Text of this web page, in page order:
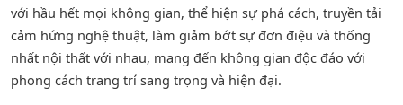
với hầu hết mọi không gian, thể hiện sự phá cách, truyền tải
cảm hứng nghệ thuật, làm giảm bớt sự đơn điệu và thống
nhất nội thất với nhau, mang đến không gian độc đáo với
phong cách trang trí sang trọng và hiện đại.